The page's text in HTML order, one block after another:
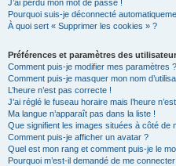
J’ai perdu mon mot de passe !
Pourquoi suis-je déconnecté
À quoi sert « Supprimer les cookies » ?
Préférences et paramètres des
Comment puis-je modifier mes paramètres ?
Comment puis-je masquer mon nom
L’heure n’est pas correcte !
J’ai réglé le fuseau horaire mais l’heure
Ma langue n’apparaît pas dans la liste !
Que signifient les images situées à côté de
Comment puis-je afficher un avatar ?
Quel est mon rang et comment puis-je le
Pourquoi m’est-il demandé de me